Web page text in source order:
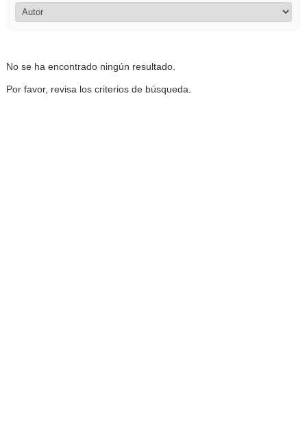
No se ha encontrado ningún resultado.
Por favor, revisa los criterios de búsqueda.